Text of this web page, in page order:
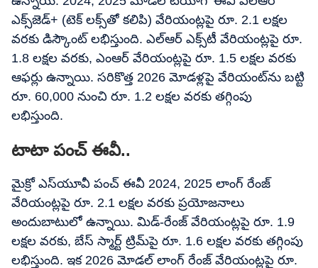
ఎక్స్‌జెడ్+ (టెక్ లక్స్‌తో కలిపి) వేరియంట్లపై రూ. 2.1 లక్షల
వరకు డిస్కౌంట్ లభిస్తుంది. ఎల్ఆర్ ఎక్స్‌టీ వేరియంట్లపై రూ.
1.8 లక్షల వరకు, ఎంఆర్ వేరియంట్లపై రూ. 1.5 లక్షల వరకు
ఆఫర్లు ఉన్నాయి. సరికొత్త 2026 మోడళ్లపై వేరియంట్‌ను బట్టి
రూ. 60,000 నుంచి రూ. 1.2 లక్షల వరకు తగ్గింపు
లభిస్తుంది.
టాటా పంచ్ ఈవీ..
మైక్రో ఎస్‌యూవీ పంచ్ ఈవీ 2024, 2025 లాంగ్ రేంజ్
వేరియంట్లపై రూ. 2.1 లక్షల వరకు ప్రయోజనాలు
అందుబాటులో ఉన్నాయి. మిడ్-రేంజ్ వేరియంట్లపై రూ. 1.9
లక్షల వరకు, బేస్ స్మార్ట్ ట్రిమ్‌పై రూ. 1.6 లక్షల వరకు తగ్గింపు
లభిస్తుంది. ఇక 2026 మోడల్ లాంగ్ రేంజ్ వేరియంట్లపై రూ.